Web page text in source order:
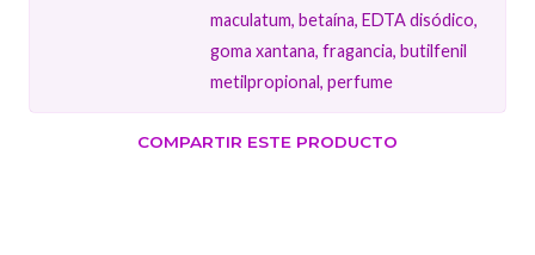
maculatum, betaína, EDTA disódico,
goma xantana, fragancia, butilfenil
metilpropional, perfume
COMPARTIR ESTE PRODUCTO